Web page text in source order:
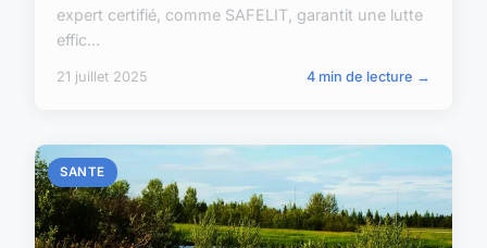
expert certifié, comme SAFELIT, garantit une lutte
effic...
21 juillet 2025 4 min de lecture →
SANTE